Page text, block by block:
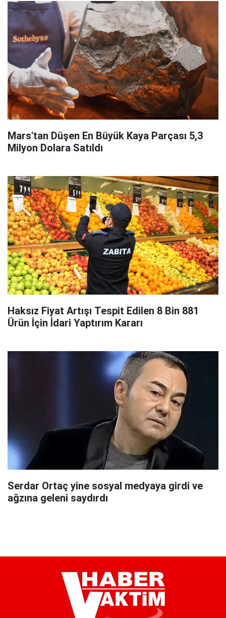
Mars'tan Düşen En Büyük Kaya Parçası 5,3
Milyon Dolara Satıldı
Haksız Fiyat Artışı Tespit Edilen 8 Bin 881
Ürün İçin İdari Yaptırım Kararı
Serdar Ortaç yine sosyal medyaya girdi ve
ağzına geleni saydırdı